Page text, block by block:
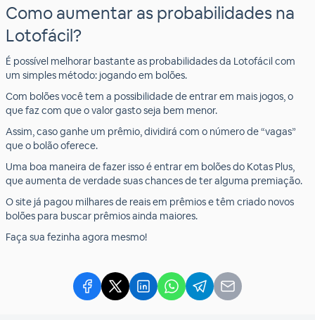
Como aumentar as probabilidades na
Lotofácil?
É possível melhorar bastante as probabilidades da Lotofácil com
um simples método: jogando em bolões.
Com bolões você tem a possibilidade de entrar em mais jogos, o
que faz com que o valor gasto seja bem menor.
Assim, caso ganhe um prêmio, dividirá com o número de “vagas”
que o bolão oferece.
Uma boa maneira de fazer isso é entrar em bolões do Kotas Plus,
que aumenta de verdade suas chances de ter alguma premiação.
O site já pagou milhares de reais em prêmios e têm criado novos
bolões para buscar prêmios ainda maiores.
Faça sua fezinha agora mesmo!